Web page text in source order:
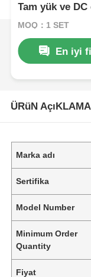
Tam yük ve DC
süresini
MOQ：1 SET
En iyi
ÜRüN
Marka adı
Sertifika
Model Number
Minimum Order
Quantity
Fiyat